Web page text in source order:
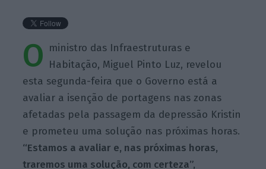
O ministro das Infraestruturas e
Habitação, Miguel Pinto Luz, revelou
esta segunda-feira que o Governo está a
avaliar a isenção de portagens nas zonas
afetadas pela passagem da depressão Kristin
e prometeu uma solução nas próximas horas.
“Estamos a avaliar e, nas próximas horas,
traremos uma solução, com certeza”,